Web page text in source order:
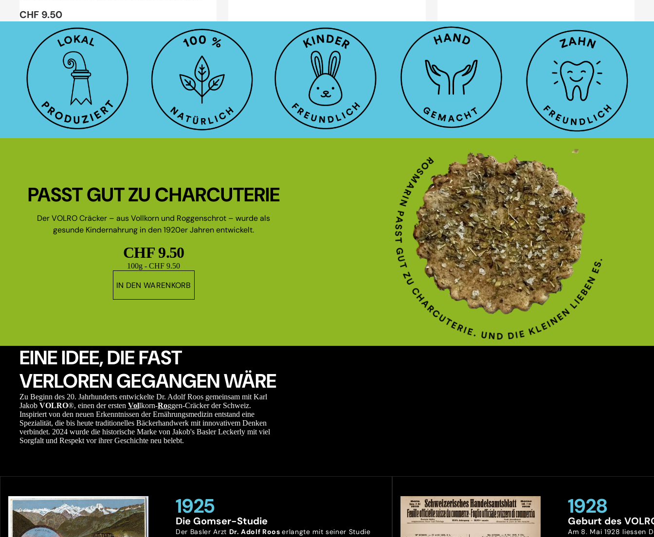
CHF 9.50
PASST GUT ZU CHARCUTERIE
Der VOLRO Cräcker – aus Vollkorn und Roggenschrot – wurde als
gesunde Kindernahrung in den 1920er Jahren entwickelt.
CHF 9.50
Grundpreis
100g - CHF 9.50
IN DEN WARENKORB
EINE IDEE, DIE FAST
VERLOREN GEGANGEN WÄRE
Zu Beginn des 20. Jahrhunderts entwickelte Dr. Adolf Roos gemeinsam mit Karl
Jakob VOLRO®, einen der ersten Vollkorn-Roggen-Cräcker der Schweiz.
Inspiriert von den neuen Erkenntnissen der Ernährungsmedizin entstand eine
Spezialität, die bis heute traditionelles Bäckerhandwerk mit innovativem Denken
verbindet. 2024 wurde die historische Marke von Jakob's Basler Leckerly mit viel
Sorgfalt und Respekt vor ihrer Geschichte neu belebt.
1925
Die Gomser-Studie
Der Basler Arzt Dr. Adolf Rooserlangte mit seiner Studie
1928
Geburt des
Am 8. Mai 1928 liessen